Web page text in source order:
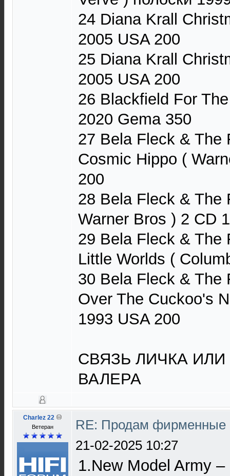
24 Diana Krall
2005 USA 200
25 Diana Krall
2005 USA 200
26 Blackfield For
2020 Gema 350
27 Bela Fleck & The
Cosmic Hippo (
200
28 Bela Fleck & The
Warner Bros ) 2 CD
29 Bela Fleck & The
Little Worlds (
30 Bela Fleck & The
Over The Cuckoo's
1993 USA 200
СВЯЗЬ ЛИЧКА ИЛИ
ВАЛЕРА
Charlez 22
Ветеран
RE: Продам фирменные
21-02-2025 10:27
1.New Model Army